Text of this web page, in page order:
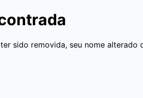
sido removida, seu nome alterado